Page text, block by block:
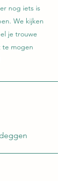
nog iets is
We kijken
je trouwe
te mogen